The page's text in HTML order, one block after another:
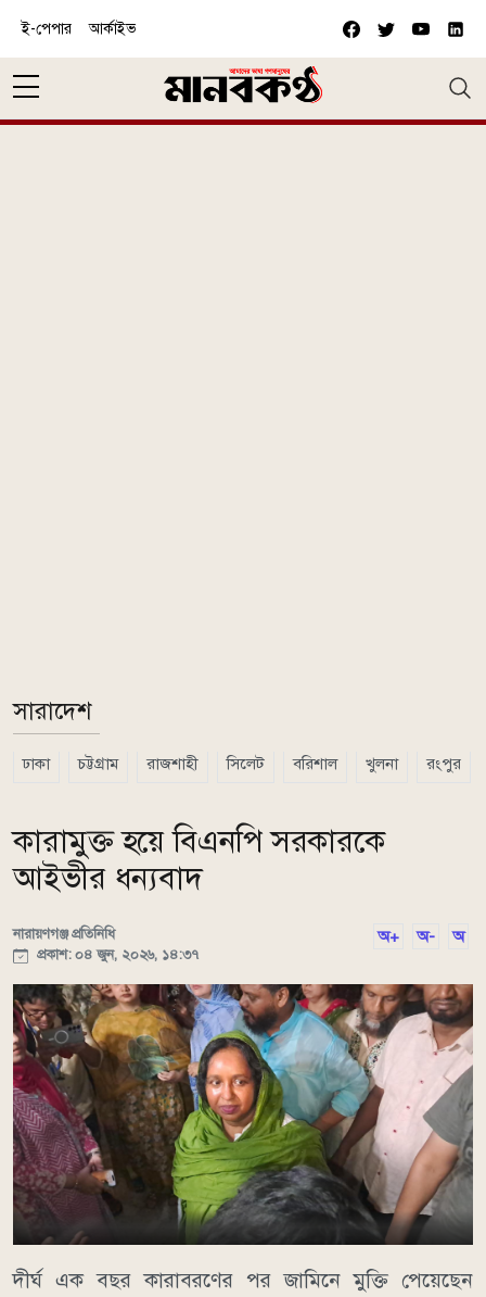
ই-পেপার আর্কাইভ
সারাদেশ
ঢাকা চট্টগ্রাম রাজশাহী সিলেট বরিশাল খুলনা রংপুর
কারামুক্ত হয়ে বিএনপি সরকারকে
আইভীর ধন্যবাদ
নারায়ণগঞ্জ প্রতিনিধি
প্রকাশ: ০৪ জুন, ২০২৬, ১৪:৩৭
অ+ অ- অ
দীর্ঘ এক বছর কারাবরণের পর জামিনে মুক্তি পেয়েছেন